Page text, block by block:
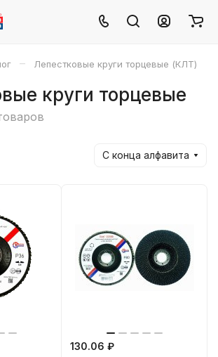
– Лепестковые круги торцевые (КЛТ)
круги торцевые
С конца алфавита
130.06 ₽